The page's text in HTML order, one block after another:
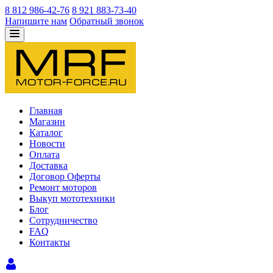
8 812 986-42-76 8 921 883-73-40
Напишите нам Обратный звонок
Главная
Магазин
Каталог
Новости
Оплата
Доставка
Договор Оферты
Ремонт моторов
Выкуп мототехники
Блог
Сотрудничество
FAQ
Контакты